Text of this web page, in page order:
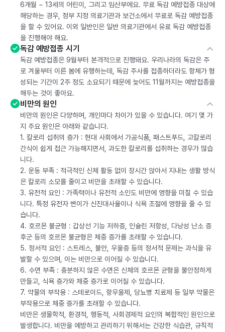
6개월 ~ 13세의 어린이, 그리고 임산부에요. 무료 독감 예방접종 대상에
해당하는 경우, 정부 지정 의료기관과 보건소에서 무료로 독감 예방접종
을 할 수 있어요. 이외 일반인은 일반 의료기관에서 유료 독감 예방접종
을 진행해야 해요.
독감 예방접종 시기
독감 예방접종은 9월부터 본격적으로 진행돼요. 우리나라의 독감은 주
로 겨울부터 이른 봄에 유행하는데, 독감 주사를 접종하더라도 항체가 형
성되는 기간이 2주 정도 소요되기 때문에 늦어도 11월까지는 예방접종을
해두는 것이 좋아요.
비만의 원인
비만의 원인은 다양하며, 개인마다 차이가 있을 수 있습니다. 여기 몇 가
지 주요 원인은 아래와 같습니다.
1. 칼로리 섭취의 증가 : 현대 사회에서 가공식품, 패스트푸드, 고칼로리
간식이 쉽게 접근 가능해지면서, 과도한 칼로리를 섭취하는 경우가 많습
니다.
2. 운동 부족 : 적극적인 신체 활동 없이 장시간 앉아서 지내는 생활 방식
은 칼로리 소모를 줄이고 비만을 초래할 수 있습니다.
3. 유전적 요인 : 가족력이나 유전적 소인도 비만에 영향을 미칠 수 있습
니다. 특정 유전자 변이가 신진대사율이나 식욕 조절에 영향을 줄 수 있
습니다.
4. 호르몬 불균형 : 갑상선 기능 저하증, 인슐린 저항성, 다낭성 난소 증
후군 등의 호르몬 불균형은 체중 증가를 초래할 수 있습니다.
5. 정서적 요인 : 스트레스, 불안, 우울증 등의 정서적 문제는 과식을 유
발할 수 있으며, 이는 비만으로 이어질 수 있습니다.
6. 수면 부족 : 충분하지 않은 수면은 신체의 호르몬 균형을 불안정하게
만들고, 식욕 증가와 체중 증가로 이어질 수 있습니다.
7. 약물의 부작용 : 스테로이드, 항우울제, 당뇨병 치료제 등 일부 약물은
부작용으로 체중 증가를 초래할 수 있습니다.
비만은 생물학적, 환경적, 행동적, 사회경제적 요인의 복합적인 원인으로
발생합니다. 비만을 예방하고 관리하기 위해서는 건강한 식습관, 규칙적